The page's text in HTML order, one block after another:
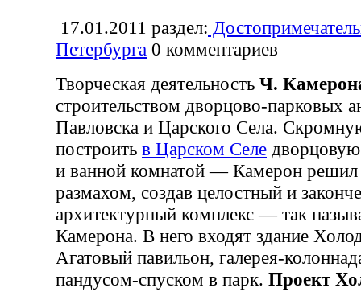
17.01.2011 раздел:
Петербурга 0 комментариев
Творческая деятельность Ч.
строительством дворцово-парковых
Павловска и Царского Села.
построить в Царском Селе
и ванной комнатой — Камерон решил
размахом, создав целостный и
архитектурный комплекс — так
Камерона. В него входят здание
Агатовый павильон, галерея-
пандусом-спуском в парк. Проект